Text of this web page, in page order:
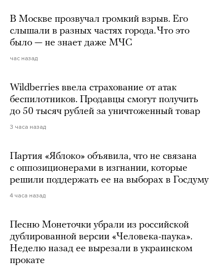
В Москве прозвучал громкий взрыв. Его
слышали в разных частях города. Что это
было — не знает даже МЧС
час назад
Wildberries ввела страхование от атак
беспилотников. Продавцы смогут получить
до 50 тысяч рублей за уничтоженный товар
3 часа назад
Партия «Яблоко» объявила, что не связана
с оппозиционерами в изгнании, которые
решили поддержать ее на выборах в Госдуму
4 часа назад
Песню Монеточки убрали из российской
дублированной версии «Человека-паука».
Неделю назад ее вырезали в украинском
прокате